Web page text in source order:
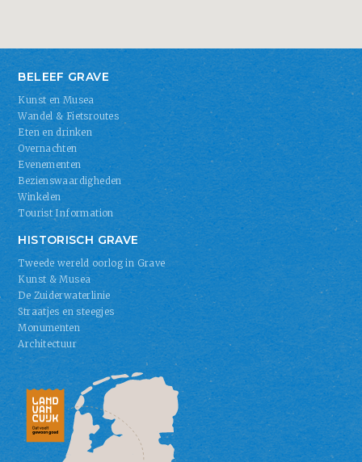
BELEEF GRAVE
Kunst en Musea
Wandel & Fietsroutes
Eten en drinken
Overnachten
Evenementen
Bezienswaardigheden
Winkelen
Tourist Information
HISTORISCH GRAVE
Tweede wereld oorlog in Grave
Kunst & Musea
De Zuiderwaterlinie
Straatjes en steegjes
Monumenten
Architectuur